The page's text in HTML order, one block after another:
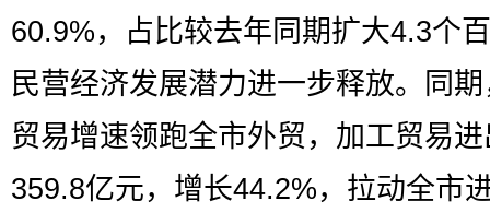
60.9%，占比较去年同期扩大4.3个
民营经济发展潜力进一步释放。同
贸易增速领跑全市外贸，加工贸易
359.8亿元，增长44.2%，拉动全市